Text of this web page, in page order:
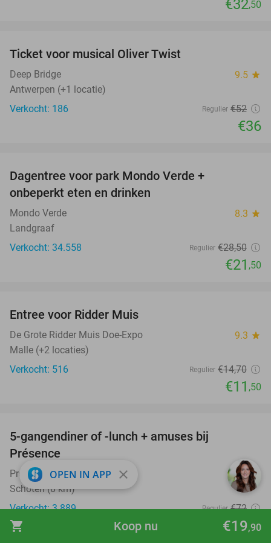
shopping_cart €19,90
Koop nu
€32,50
Ticket voor musical Oliver Twist
Deep Bridge 9.5 star
Antwerpen (+1 locatie)
Verkocht: 186
Regulier €52
€36
Dagentree voor park Mondo Verde +
onbeperkt eten en drinken
Mondo Verde 8.3 star
Landgraaf
Verkocht: 34.558
Regulier €28,50
€21 ,50
Entree voor Ridder Muis
De Grote Ridder Muis Doe-Expo 9.3 star
Malle (+2 locaties)
Verkocht: 516
Regulier €14,70
€11 ,50
5-gangendiner of -lunch + amuses bij
Présence
Présence 9.8star
Schoten (8 km)
Verkocht: 3.889
Regulier €72
€38 ,90
OPEN IN APP close